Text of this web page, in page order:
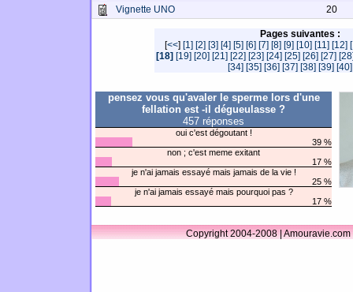
Vignette UNO
20
Pages suivantes :
[<<] [1] [2] [3] [4] [5] [6] [7] [8] [9] [10] [11] [12]
[18] [19] [20] [21] [22] [23] [24] [25] [26] [27]
[34] [35] [36] [37] [38] [39] [40]
pensez vous qu'avaler le sperme lors d'une
fellation est -il dégueulasse ?
457 réponses
oui c'est dégoutant !
39 %
non ; c'est meme exitant
17 %
je n'ai jamais essayé mais jamais de la vie !
25 %
je n'ai jamais essayé mais pourquoi pas ?
17 %
Copyright 2004-2008 |